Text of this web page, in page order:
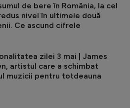
de bere în România, la cel
nivel în ultimele două
Ce ascund cifrele
zilei 3 mai | James
artistul care a schimbat
muzicii pentru totdeauna